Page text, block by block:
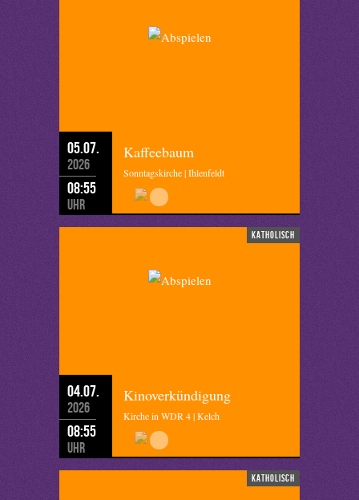
05.07.
2026
08:55
Uhr
Kaffeebaum
Sonntagskirche | Ihlenfeldt
katholisch
04.07.
2026
08:55
Uhr
Kinoverkündigung
Kirche in WDR 4 | Kelch
katholisch